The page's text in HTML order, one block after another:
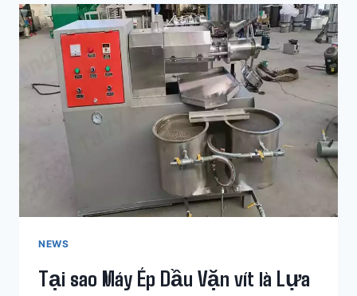
NEWS
Tại sao Máy Ép Dầu Vặn vít là Lựa